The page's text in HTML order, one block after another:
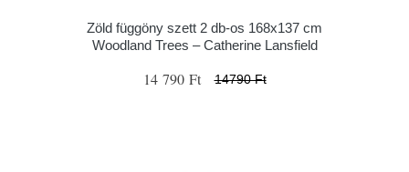
Zöld függöny szett 2 db-os 168x137 cm
Woodland Trees – Catherine Lansfield
14 790 Ft 14790 Ft